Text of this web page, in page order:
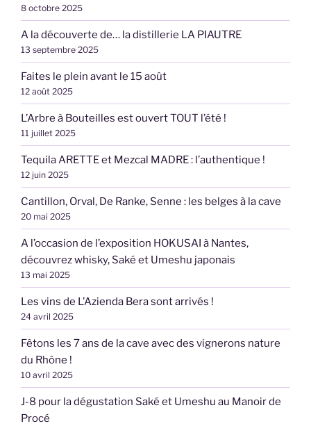
8 octobre 2025
A la découverte de… la distillerie LA PIAUTRE
13 septembre 2025
Faites le plein avant le 15 août
12 août 2025
L’Arbre à Bouteilles est ouvert TOUT l’été !
11 juillet 2025
Tequila ARETTE et Mezcal MADRE : l’authentique !
12 juin 2025
Cantillon, Orval, De Ranke, Senne : les belges à la cave
20 mai 2025
A l’occasion de l’exposition HOKUSAI à Nantes,
découvrez whisky, Saké et Umeshu japonais
13 mai 2025
Les vins de L’Azienda Bera sont arrivés !
24 avril 2025
Fêtons les 7 ans de la cave avec des vignerons nature
du Rhône !
10 avril 2025
J-8 pour la dégustation Saké et Umeshu au Manoir de
Procé